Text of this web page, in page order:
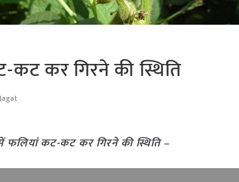
कट कर गिरने की स्थिति
फलियां कट-कट कर गिरने की स्थिति –